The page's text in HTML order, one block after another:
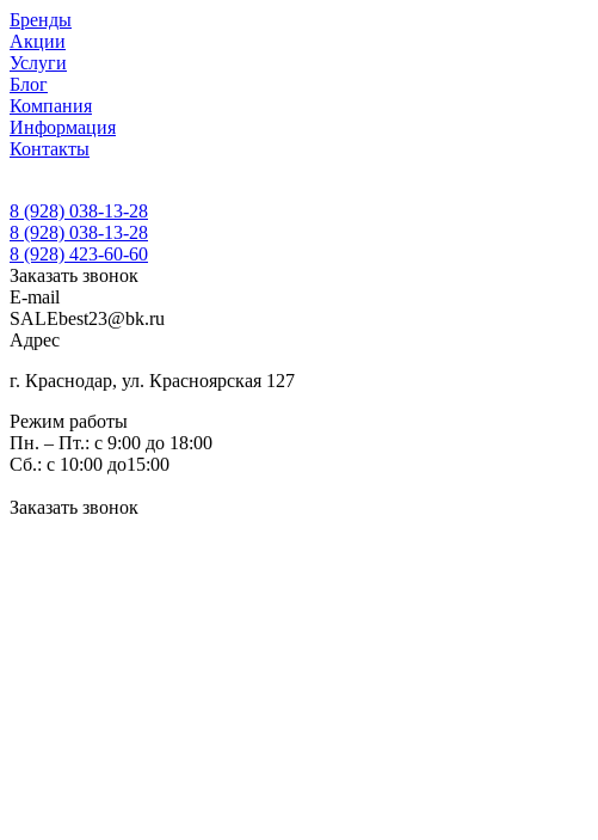
Бренды
Акции
Услуги
Блог
Компания
Информация
Контакты
8 (928) 038-13-28
8 (928) 038-13-28
8 (928) 423-60-60
Заказать звонок
E-mail
SALEbest23@bk.ru
Адрес
г. Краснодар, ул. Красноярская 127
Режим работы
Пн. – Пт.: с 9:00 до 18:00
Сб.: с 10:00 до15:00
Заказать звонок